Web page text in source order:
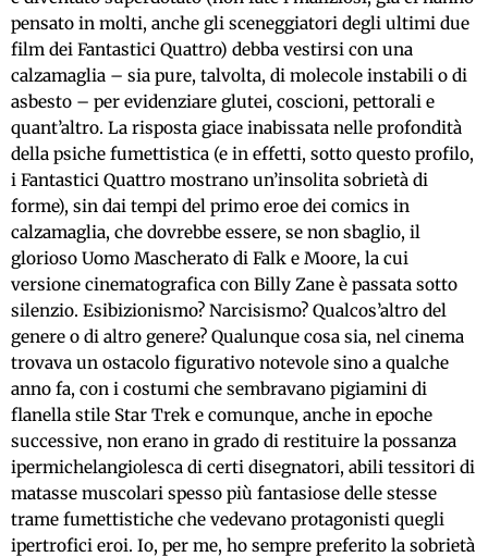
pensato in molti, anche gli sceneggiatori degli ultimi due
film dei Fantastici Quattro) debba vestirsi con una
calzamaglia – sia pure, talvolta, di molecole instabili o di
asbesto – per evidenziare glutei, coscioni, pettorali e
quant’altro. La risposta giace inabissata nelle profondità
della psiche fumettistica (e in effetti, sotto questo profilo,
i Fantastici Quattro mostrano un’insolita sobrietà di
forme), sin dai tempi del primo eroe dei comics in
calzamaglia, che dovrebbe essere, se non sbaglio, il
glorioso Uomo Mascherato di Falk e Moore, la cui
versione cinematografica con Billy Zane è passata sotto
silenzio. Esibizionismo? Narcisismo? Qualcos’altro del
genere o di altro genere? Qualunque cosa sia, nel cinema
trovava un ostacolo figurativo notevole sino a qualche
anno fa, con i costumi che sembravano pigiamini di
flanella stile Star Trek e comunque, anche in epoche
successive, non erano in grado di restituire la possanza
ipermichelangiolesca di certi disegnatori, abili tessitori di
matasse muscolari spesso più fantasiose delle stesse
trame fumettistiche che vedevano protagonisti quegli
ipertrofici eroi. Io, per me, ho sempre preferito la sobrietà